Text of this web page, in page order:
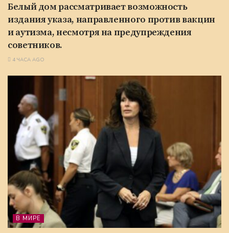
Белый дом рассматривает возможность
издания указа, направленного против вакцин
и аутизма, несмотря на предупреждения
советников.
4 ЧАСА AGO
В МИРЕ